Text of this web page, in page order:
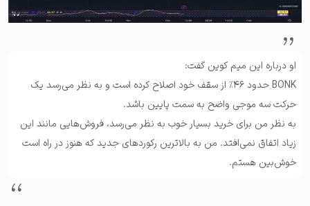
او درباره این میم کوین گفت:
BONK حدود ۴۶٪ از سقف خود اصلاح کرده است و به نظر می‌رسد یک
حرکت سه موجی واضح به سمت پایین باشد.
به نظر من برای خرید بسیار خوب به نظر می‌رسد، فروش‌هایی مانند این
زیاد اتفاق نمی‌افتد. من به بالاترین رکوردهای جدید که هنوز در راه است
خوش‌بین هستم.